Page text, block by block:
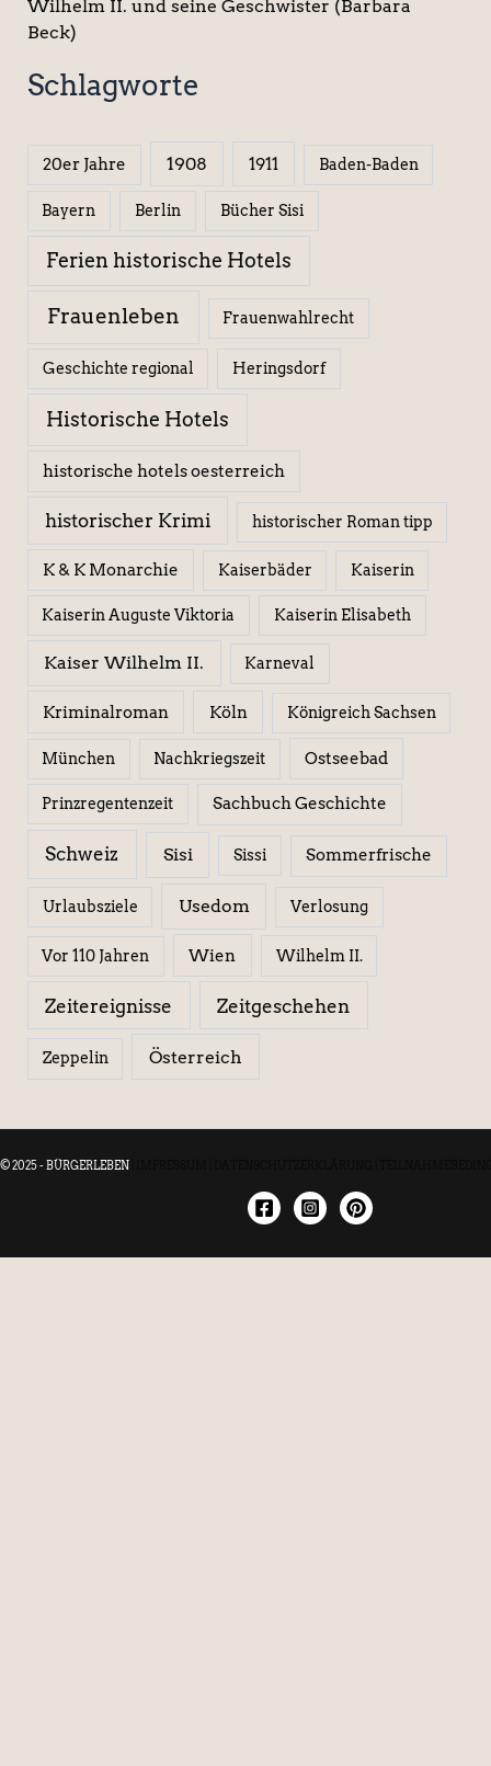
Wilhelm II. und seine Geschwister (Barbara
Beck)
Schlagworte
20er Jahre 1908 1911 Baden-Baden
Bayern Berlin Bücher Sisi
Ferien historische Hotels
Frauenleben Frauenwahlrecht
Geschichte regional Heringsdorf
Historische Hotels
historische hotels oesterreich
historischer Krimi historischer Roman tipp
K & K Monarchie Kaiserbäder Kaiserin
Kaiserin Auguste Viktoria Kaiserin Elisabeth
Kaiser Wilhelm II. Karneval
Kriminalroman Köln Königreich Sachsen
München Nachkriegszeit Ostseebad
Prinzregentenzeit Sachbuch Geschichte
Schweiz Sisi Sissi Sommerfrische
Urlaubsziele Usedom Verlosung
Vor 110 Jahren Wien Wilhelm II.
Zeitereignisse Zeitgeschehen
Zeppelin Österreich
© 2025 - BÜRGERLEBEN